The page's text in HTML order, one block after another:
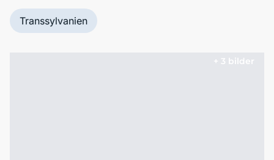
Transsylvanien
+ 3 bilder